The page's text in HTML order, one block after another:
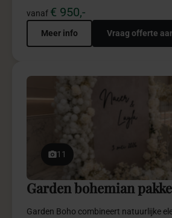
vanaf € 950,-
Meer info Vraag offerte
11
Garden bohemian
Garden Boho combineert natuurlijke